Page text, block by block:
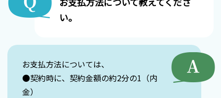
い。
お支払方法については、
●契約時に、契約金額の約2分の1（内
金）